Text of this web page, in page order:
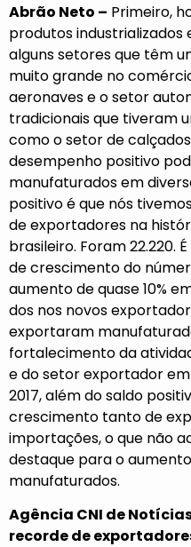
Abrão Neto – Primeiro,
produtos industrializados
alguns setores que têm
muito grande no
aeronaves e o setor
tradicionais que tiveram
como o setor de
desempenho positivo
manufaturados em
positivo é que nós
de exportadores na
brasileiro. Foram 22.220.
de crescimento do
aumento de quase 10%
dos nos novos
exportaram
fortalecimento da
e do setor exportador
2017, além do saldo
crescimento tanto de
importações, o que não
destaque para o
manufaturados.
Agência CNI de
recorde de